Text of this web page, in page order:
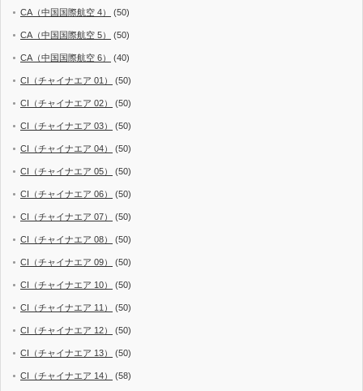
CA（中国国際航空 4） (50)
CA（中国国際航空 5） (50)
CA（中国国際航空 6） (40)
CI（チャイナエア 01） (50)
CI（チャイナエア 02） (50)
CI（チャイナエア 03） (50)
CI（チャイナエア 04） (50)
CI（チャイナエア 05） (50)
CI（チャイナエア 06） (50)
CI（チャイナエア 07） (50)
CI（チャイナエア 08） (50)
CI（チャイナエア 09） (50)
CI（チャイナエア 10） (50)
CI（チャイナエア 11） (50)
CI（チャイナエア 12） (50)
CI（チャイナエア 13） (50)
CI（チャイナエア 14） (58)